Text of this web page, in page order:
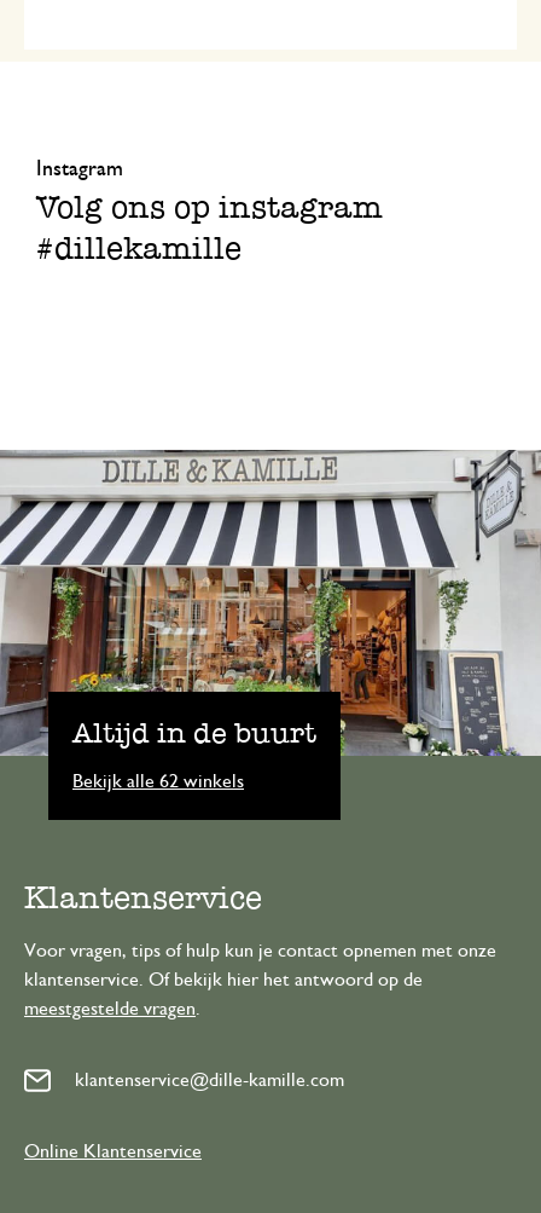
Instagram
Volg ons op instagram
#dillekamille
Altijd in de buurt
Bekijk alle 62 winkels
Klantenservice
Voor vragen, tips of hulp kun je contact opnemen met onze
klantenservice. Of bekijk hier het antwoord op de
meestgestelde vragen.
klantenservice@dille-kamille.com
Online Klantenservice